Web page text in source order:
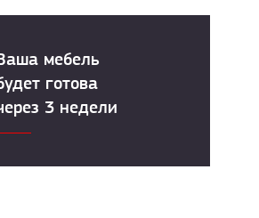
мебель
готова
3 недели